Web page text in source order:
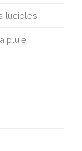
lucioles
pluie